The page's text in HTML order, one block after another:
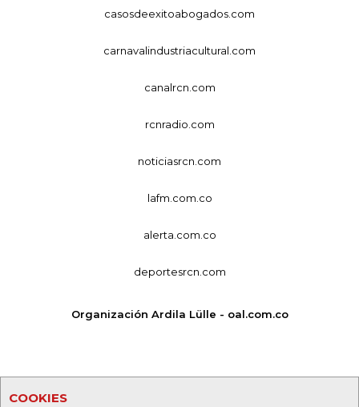
COOKIES
casosdeexitoabogados.com
carnavalindustriacultural.com
canalrcn.com
rcnradio.com
noticiasrcn.com
lafm.com.co
alerta.com.co
deportesrcn.com
Organización Ardila Lülle - oal.com.co